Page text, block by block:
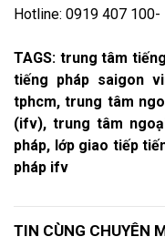
Hotline: 0919 407
TAGS: trung tâm
tiếng pháp saigon
tphcm, trung tâm
(ifv), trung tâm
pháp, lớp giao tiếp
pháp ifv
TIN CÙNG CHUYÊN